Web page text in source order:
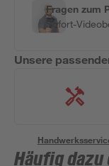
Fragen zum
Sofort-
Unsere
Häufig